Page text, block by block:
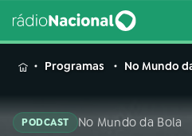
MENUProgramas No Mundo
PODCAST No Mundo da Bola